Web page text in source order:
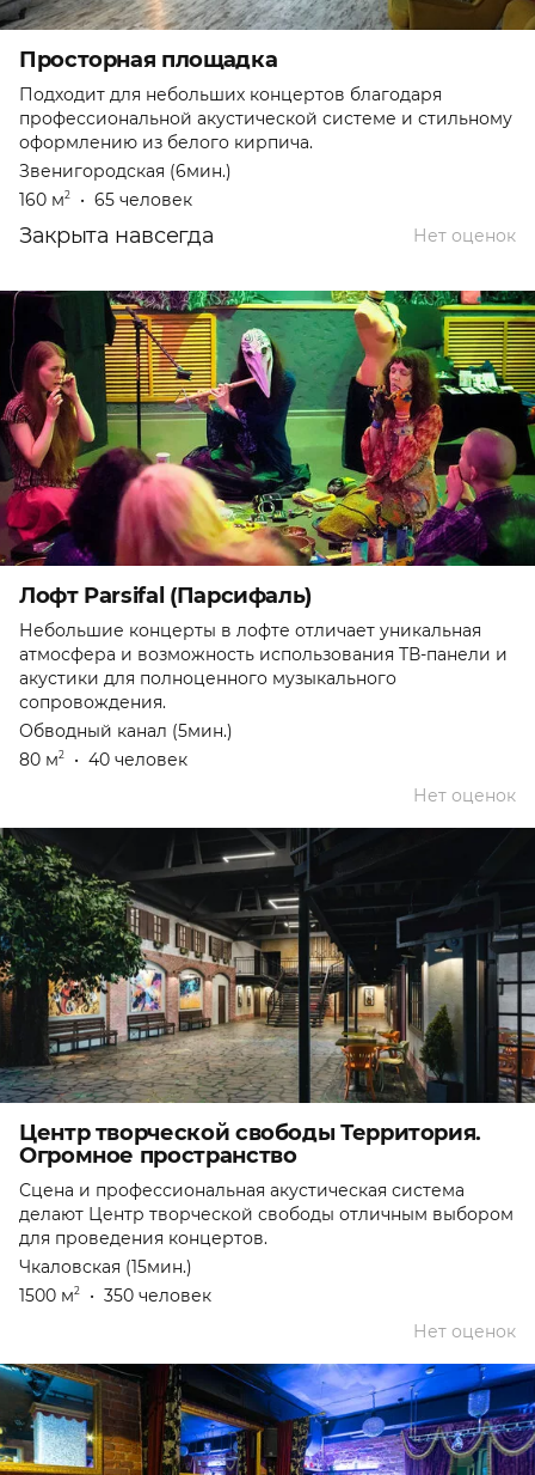
Просторная площадка
Подходит для небольших концертов благодаря
профессиональной акустической системе и стильному
оформлению из белого кирпича.
Звенигородская (6мин.)
160 м2 • 65 человек
Нет оценок
Закрыта навсегда
Лофт Parsifal (Парсифаль)
Небольшие концерты в лофте отличает уникальная
атмосфера и возможность использования ТВ-панели и
акустики для полноценного музыкального
сопровождения.
Обводный канал (5мин.)
80 м2 • 40 человек
Нет оценок
Центр творческой свободы Территория.
Огромное пространство
Сцена и профессиональная акустическая система
делают Центр творческой свободы отличным выбором
для проведения концертов.
Чкаловская (15мин.)
1500 м2 • 350 человек
Нет оценок